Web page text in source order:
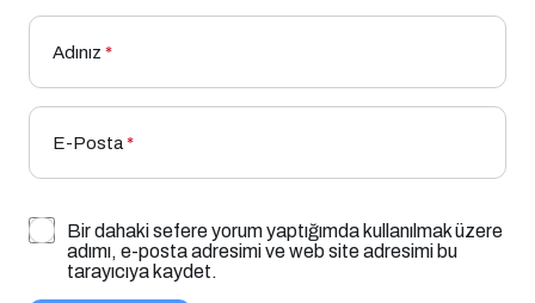
Adınız *
E-Posta*
Bir dahaki sefere yorum yaptığımda kullanılmak üzere
adımı, e-posta adresimi ve web site adresimi bu
tarayıcıya kaydet.